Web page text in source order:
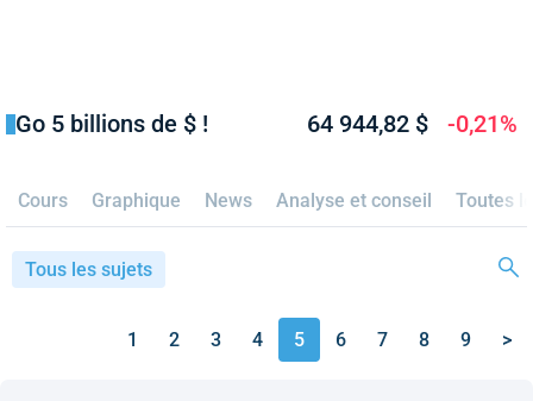
Go 5 billions de $ ! 64 944,82 $ -0,21%
Cours Graphique News Analyse et conseil Toutes
Tous les sujets
1 2 3 4 5 6 7 8 9 >